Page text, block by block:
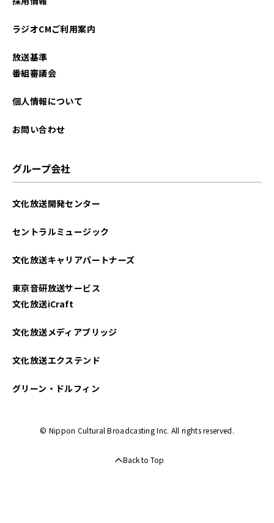
2025年09月
2025年06月
2025年01月
2024年12月
2024年11月
ラジオCMご利用案内
放送基準
番組審議会
個人情報について
お問い合わせ
グループ会社
文化放送開発センター
セントラルミュージック
文化放送キャリアパートナーズ
東京音研放送サービス
文化放送iCraft
文化放送メディアブリッジ
文化放送エクステンド
グリーン・ドルフィン
© Nippon Cultural Broadcasting Inc. All rights reserved.
Back to Top